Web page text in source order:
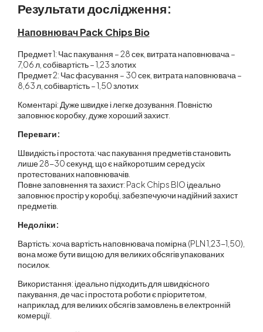
Результати дослідження:
Наповнювач Pack Chips Bio
Предмет 1: Час пакування – 28 сек, витрата наповнювача –
7,06 л, собівартість – 1,23 злотих
Предмет 2: Час фасування – 30 сек, витрата наповнювача –
8,63 л, собівартість – 1,50 злотих
Коментарі: Дуже швидке і легке дозування. Повністю
заповнює коробку, дуже хороший захист.
Переваги:
Швидкість і простота: час пакування предметів становить
лише 28-30 секунд, що є найкоротшим серед усіх
протестованих наповнювачів.
Повне заповнення та захист: Pack Chips BIO ідеально
заповнює простір у коробці, забезпечуючи надійний захист
предметів.
Недоліки:
Вартість: хоча вартість наповнювача помірна (PLN 1,23-1,50),
вона може бути вищою для великих обсягів упакованих
посилок.
Використання: ідеально підходить для швидкісного
пакування, де час і простота роботи є пріоритетом,
наприклад, для великих обсягів замовлень в електронній
комерції.